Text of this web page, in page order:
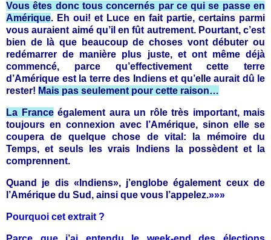
Vous êtes donc tous concernés par ce qui se passe en
Amérique. Eh oui! et Luce en fait partie, certains parmi
vous auraient aimé qu’il en fût autrement. Pourtant, c’est
bien de là que beaucoup de choses vont débuter ou
redémarrer de manière plus juste, et ont même déjà
commencé, parce qu’effectivement cette terre
d’Amérique est la terre des Indiens et qu’elle aurait dû le
rester! Mais pas seulement pour cette raison…
La Franceégalement aura un rôle très important, mais
toujours en connexion avec l’Amérique, sinon elle se
coupera de quelque chose de vital: la mémoire du
Temps, et seuls les vrais Indiens la possèdent et la
comprennent.
Quand je dis «Indiens», j’englobe également ceux de
l’Amérique du Sud, ainsi que vous l’appelez.»»»
Pourquoi cet extrait ?